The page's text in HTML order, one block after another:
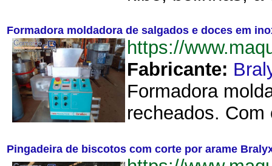
Formadora moldadora de salgados e doces em
https://
Fabricante:
Formadora
recheados.
Pingadeira de biscotos com corte por arame